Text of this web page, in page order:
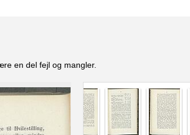
en del fejl og mangler.